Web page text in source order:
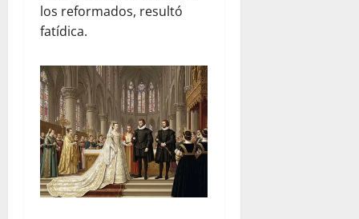
los reformados, resultó
fatídica.